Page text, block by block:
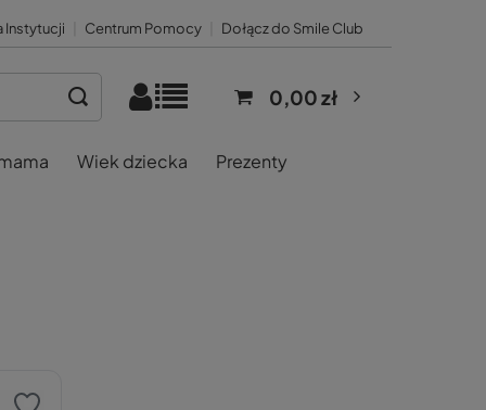
Instytucji Centrum Pomocy Dołącz do Smile Club
0,00 zł
Wiek dziecka Prezenty